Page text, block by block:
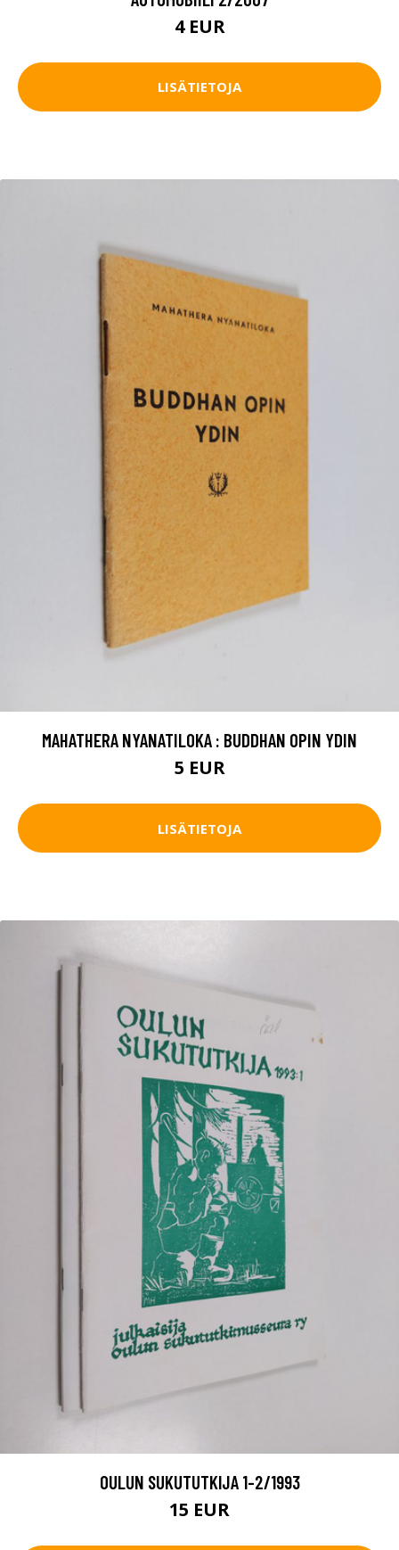
4 EUR
LISÄTIETOJA
MAHATHERA NYANATILOKA : BUDDHAN OPIN YDIN
5 EUR
LISÄTIETOJA
OULUN SUKUTUTKIJA 1-2/1993
15 EUR